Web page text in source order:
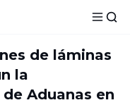
de láminas
la
Aduanas en